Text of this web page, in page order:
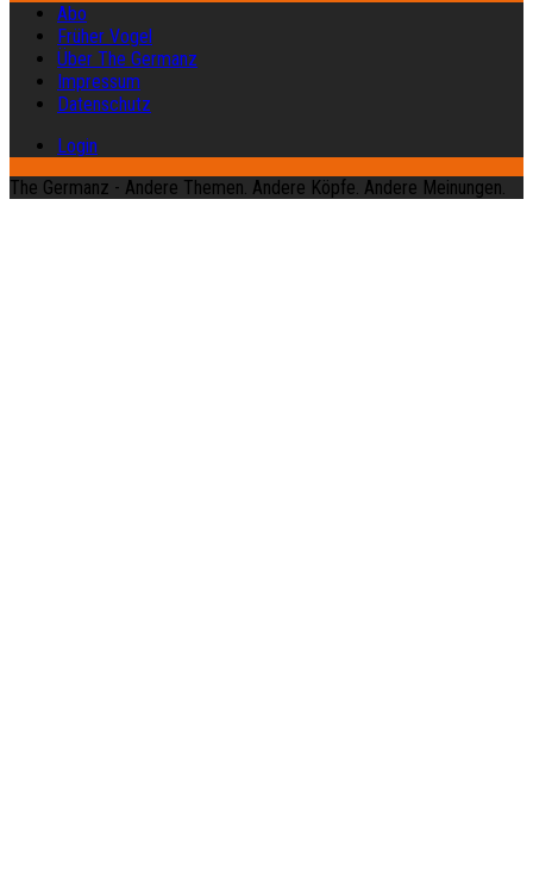
Abo
Früher Vogel
Über The Germanz
Impressum
Datenschutz
Login
The Germanz - Andere Themen. Andere Köpfe. Andere Meinungen.